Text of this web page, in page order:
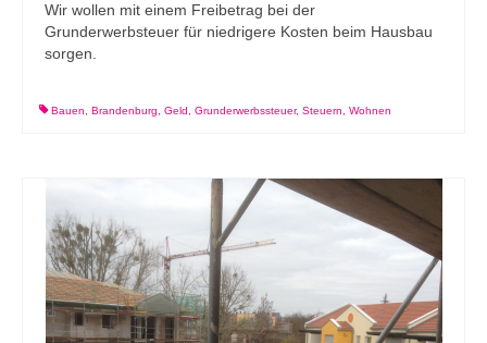
Wir wollen mit einem Freibetrag bei der
Grunderwerbsteuer für niedrigere Kosten beim Hausbau
sorgen.
Bauen Brandenburg Geld Grunderwerbssteuer, Steuern Wohnen